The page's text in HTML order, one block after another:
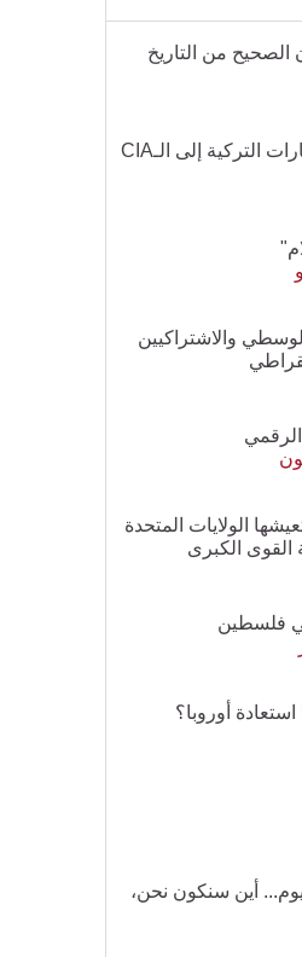
الصحيح من التاريخ
رسالة من الاستخبارات التركية إلى الـCIA
والاشتراكيين
الولايات المتحدة
الكبرى
فلسطين
أوروبا؟
أين سنكون نحن،